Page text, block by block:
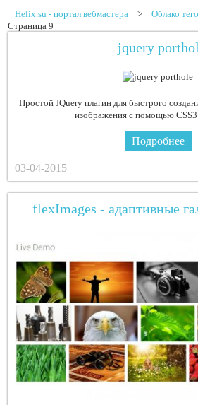
Helix.su - портал вебмастера > Облако
Страница 9
jquery
Простой JQuery плагин для быстрого
изображения с помощью
Подробнее
03-04-2015
flexImages - адаптивные